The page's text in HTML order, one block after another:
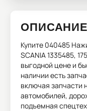
ОПИСАНИЕ
Купите 040485
SCANIA 1335485,
выгодной цене и
наличии есть
включая запчасти
автомобилей,
подъемная